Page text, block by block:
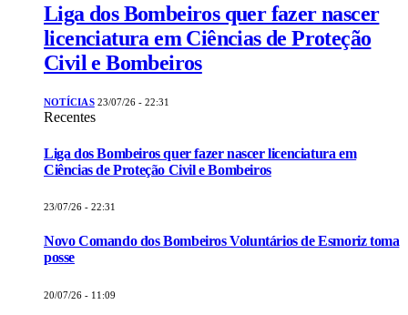
Liga dos Bombeiros quer fazer nascer
licenciatura em Ciências de Proteção
Civil e Bombeiros
NOTÍCIAS 23/07/26 - 22:31
Recentes
Liga dos Bombeiros quer fazer nascer licenciatura em
Ciências de Proteção Civil e Bombeiros
23/07/26 - 22:31
Novo Comando dos Bombeiros Voluntários de Esmoriz toma
posse
20/07/26 - 11:09